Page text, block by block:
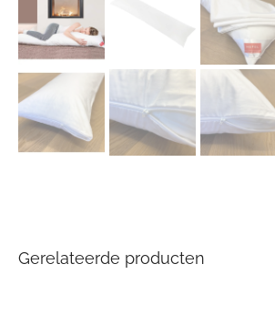
Gerelateerde producten